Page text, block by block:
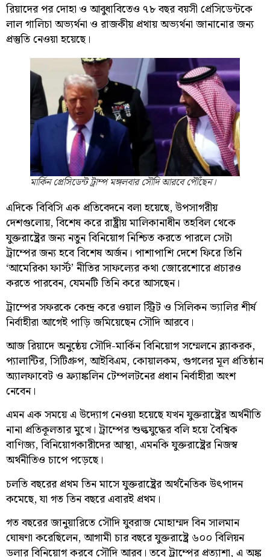
রিয়াদের পর দোহা ও আবুধাবিতেও ৭৮ বছর বয়সী প্রেসিডেন্টকে
লাল গালিচা অভ্যর্থনা ও রাজকীয় প্রথায় অভ্যর্থনা জানানোর জন্য
প্রস্তুতি নেওয়া হয়েছে।
মার্কিন প্রেসিডেন্ট ট্রাম্প মঙ্গলবার সৌদি আরবে পৌঁছেন।
এদিকে বিবিসি এক প্রতিবেদনে বলা হয়েছে, উপসাগরীয়
দেশগুলোয়, বিশেষ করে রাষ্ট্রীয় মালিকানাধীন তহবিল থেকে
যুক্তরাষ্ট্রের জন্য নতুন বিনিয়োগ নিশ্চিত করতে পারলে সেটা
ট্রাম্পের জন্য হবে বিশেষ অর্জন। পাশাপাশি দেশে ফিরে তিনি
‘আমেরিকা ফার্স্ট’ নীতির সাফল্যের কথা জোরেশোরে প্রচারও
করতে পারবেন, যেমনটি তিনি করে আসছেন।
ট্রাম্পের সফরকে কেন্দ্র করে ওয়াল স্ট্রিট ও সিলিকন ভ্যালির শীর্ষ
নির্বাহীরা আগেই পাড়ি জমিয়েছেন সৌদি আরবে।
আজ রিয়াদে অনুষ্ঠেয় সৌদি-মার্কিন বিনিয়োগ সম্মেলনে ব্ল্যাকরক,
প্যালান্টির, সিটিগ্রুপ, আইবিএম, কোয়ালকম, গুগলের মূল প্রতিষ্ঠান
অ্যালফাবেট ও ফ্র্যাঙ্কলিন টেম্পলটনের প্রধান নির্বাহীরা অংশ
নেবেন।
এমন এক সময়ে এ উদ্যোগ নেওয়া হয়েছে যখন যুক্তরাষ্ট্রের অর্থনীতি
নানা প্রতিকূলতার মুখে। ট্রাম্পের শুল্কযুদ্ধের বলি হয়ে বৈশ্বিক
বাণিজ্য, বিনিয়োগকারীদের আস্থা, এমনকি যুক্তরাষ্ট্রের নিজস্ব
অর্থনীতিও চাপে পড়েছে।
চলতি বছরের প্রথম তিন মাসে যুক্তরাষ্ট্রের অর্থনৈতিক উৎপাদন
কমেছে, যা গত তিন বছরে এবারই প্রথম।
গত বছরের জানুয়ারিতে সৌদি যুবরাজ মোহাম্মদ বিন সালমান
ঘোষণা করেছিলেন, আগামী চার বছরে যুক্তরাষ্ট্রে ৬০০ বিলিয়ন
ডলার বিনিয়োগ করবে সৌদি আরব। তবে ট্রাম্পের প্রত্যাশা, এ অঙ্ক